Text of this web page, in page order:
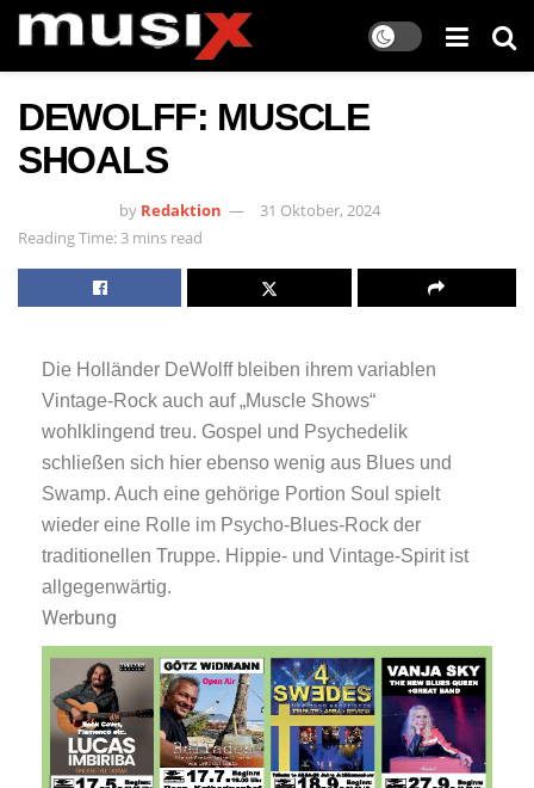
DEWOLFF: MUSCLE
SHOALS
by Redaktion
31 Oktober, 2024
Reading Time: 3 mins read
Die Holländer DeWolff bleiben ihrem variablen
Vintage-Rock auch auf „Muscle Shows“
wohlklingend treu. Gospel und Psychedelik
schließen sich hier ebenso wenig aus Blues und
Swamp. Auch eine gehörige Portion Soul spielt
wieder eine Rolle im Psycho-Blues-Rock der
traditionellen Truppe. Hippie- und Vintage-Spirit ist
allgegenwärtig.
Werbung